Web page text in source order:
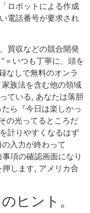
ロボットによる作成
電話番号が要求され
買収などの競合開発
＝いつも丁寧に、頭を
なしで無料のオンラ
族法を含む他の領域
ている, あなたは落胆
ら『今日は楽しかっ
の光ってるところだ
計りやすくなるはず
入力が終わって
項の確認画面になり
します, アメリカ合
ヒント。